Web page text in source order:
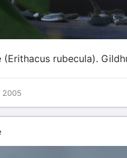
(Erithacus rubecula).
2005